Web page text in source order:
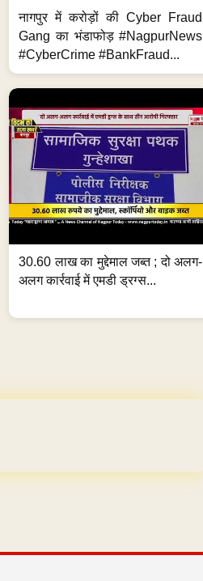
नागपुर में करोड़ों की Cyber Fraud
Gang का भंडाफोड़ #NagpurNews
#CyberCrime #BankFraud...
30.60 लाख का मुद्देमाल जब्त ; दो अलग-
अलग कार्रवाई में एमडी ड्रग्स...